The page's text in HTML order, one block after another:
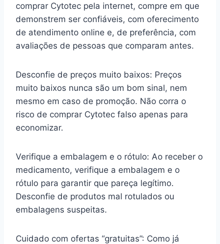
comprar Cytotec pela internet, compre em que
demonstrem ser confiáveis, com oferecimento
de atendimento online e, de preferência, com
avaliações de pessoas que comparam antes.
Desconfie de preços muito baixos: Preços
muito baixos nunca são um bom sinal, nem
mesmo em caso de promoção. Não corra o
risco de comprar Cytotec falso apenas para
economizar.
Verifique a embalagem e o rótulo: Ao receber o
medicamento, verifique a embalagem e o
rótulo para garantir que pareça legítimo.
Desconfie de produtos mal rotulados ou
embalagens suspeitas.
Cuidado com ofertas “gratuitas”: Como já